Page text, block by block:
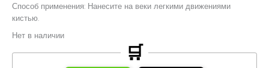
Способ применения: Нанесите на веки легкими движениями
кистью.
Нет в наличии
🛒